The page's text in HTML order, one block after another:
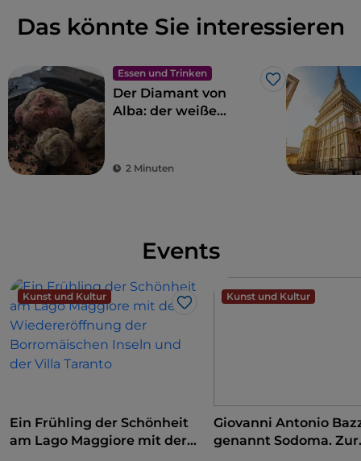
Das könnte Sie interessieren
Essen und Trinken
Like
Der Diamant von
Alba: der weiße
2 Minuten
Events
Kunst und Kultur
Like
Ein Frühling der Schönheit
am Lago Maggiore mit der
Kunst und Kultur
Giovanni Antonio
genannt Sodoma. Zur